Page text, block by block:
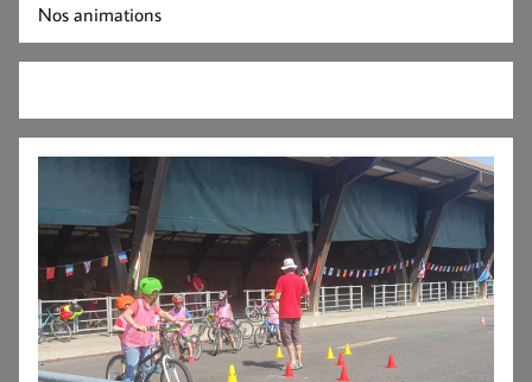
Nos animations